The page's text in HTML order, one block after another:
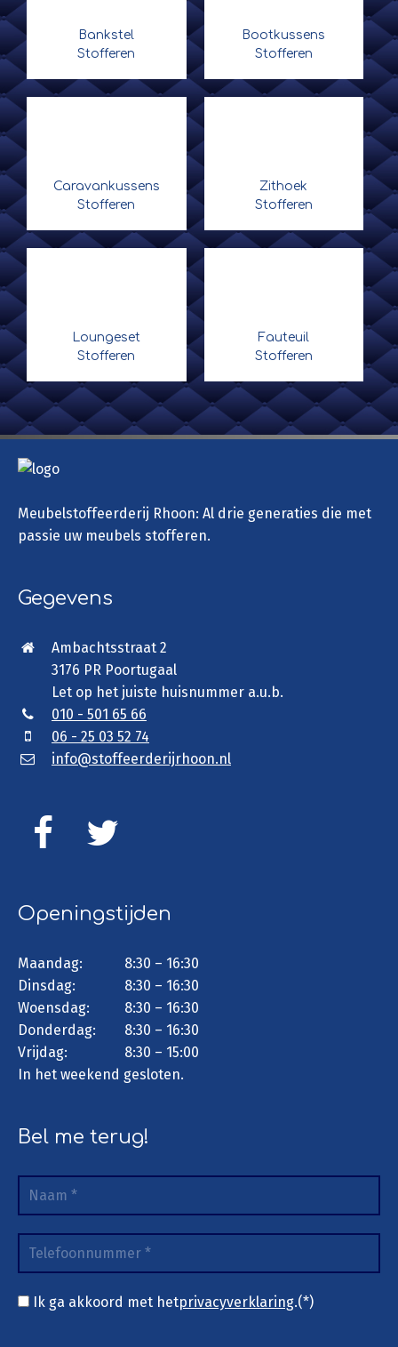
Bankstel
Stofferen
Bootkussens
Stofferen
Caravankussens
Stofferen
Zithoek
Stofferen
Loungeset
Stofferen
Fauteuil
Stofferen
Meubelstoffeerderij Rhoon: Al drie generaties die met
passie uw meubels stofferen.
Gegevens
Ambachtsstraat 2
3176 PR Poortugaal
Let op het juiste huisnummer a.u.b.
010 - 501 65 66
06 - 25 03 52 74
info@stoffeerderijrhoon.nl
Openingstijden
Maandag:
8:30 – 16:30
Dinsdag:
8:30 – 16:30
Woensdag:
8:30 – 16:30
Donderdag:
8:30 – 16:30
Vrijdag:
8:30 – 15:00
In het weekend gesloten.
Bel me terug!
Ik ga akkoord met hetprivacyverklaring.(*)